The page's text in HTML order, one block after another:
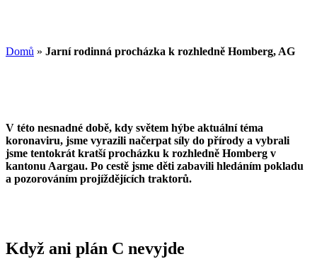
Domů » Jarní rodinná procházka k rozhledně Homberg, AG
V této nesnadné době, kdy světem hýbe aktuální téma
koronaviru, jsme vyrazili načerpat síly do přírody a vybrali
jsme tentokrát kratší procházku k rozhledně Homberg v
kantonu Aargau. Po cestě jsme děti zabavili hledáním pokladu
a pozorováním projíždějících traktorů.
Když ani plán C nevyjde